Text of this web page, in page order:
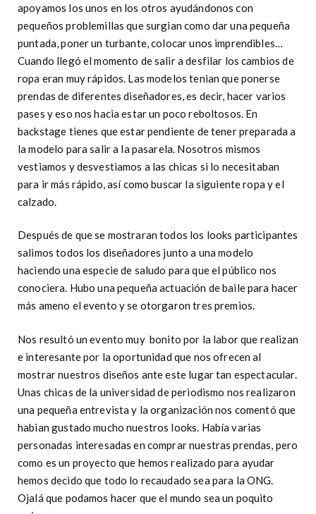
apoyamos los unos en los otros ayudándonos con
pequeños problemillas que surgian como dar una pequeña
puntada, poner un turbante, colocar unos imprendibles…
Cuando llegó el momento de salir a desfilar los cambios de
ropa eran muy rápidos. Las modelos tenian que ponerse
prendas de diferentes diseñadores, es decir, hacer varios
pases y eso nos hacia estar un poco reboltosos. En
backstage tienes que estar pendiente de tener preparada a
la modelo para salir a la pasarela. Nosotros mismos
vestiamos y desvestiamos a las chicas si lo necesitaban
para ir más rápido, así como buscar la siguiente ropa y el
calzado.
Después de que se mostraran todos los looks participantes
salimos todos los diseñadores junto a una modelo
haciendo una especie de saludo para que el público nos
conociera. Hubo una pequeña actuación de baile para hacer
más ameno el evento y se otorgaron tres premios.
Nos resultó un evento muy bonito por la labor que realizan
e interesante por la oportunidad que nos ofrecen al
mostrar nuestros diseños ante este lugar tan espectacular.
Unas chicas de la universidad de periodismo nos realizaron
una pequeña entrevista y la organización nos comentó que
habian gustado mucho nuestros looks. Había varias
personadas interesadas en comprar nuestras prendas, pero
como es un proyecto que hemos realizado para ayudar
hemos decido que todo lo recaudado sea para la ONG.
Ojalá que podamos hacer que el mundo sea un poquito